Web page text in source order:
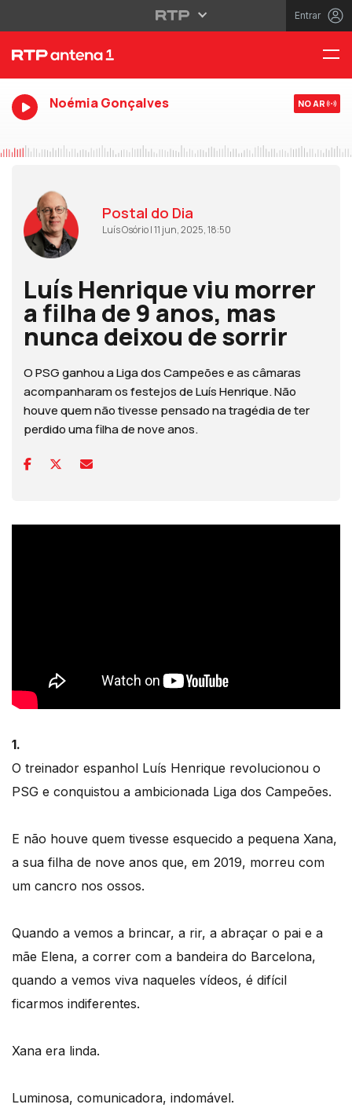
Entrar
Noémia Gonçalves NO AR
Postal do Dia
Luís Osório | 11 jun, 2025, 18:50
Luís Henrique viu morrer
a filha de 9 anos, mas
nunca deixou de sorrir
O PSG ganhou a Liga dos Campeões e as câmaras
acompanharam os festejos de Luís Henrique. Não
houve quem não tivesse pensado na tragédia de ter
perdido uma filha de nove anos.
1.
O treinador espanhol Luís Henrique revolucionou o
PSG e conquistou a ambicionada Liga dos Campeões.
E não houve quem tivesse esquecido a pequena Xana,
a sua filha de nove anos que, em 2019, morreu com
um cancro nos ossos.
Quando a vemos a brincar, a rir, a abraçar o pai e a
mãe Elena, a correr com a bandeira do Barcelona,
quando a vemos viva naqueles vídeos, é difícil
ficarmos indiferentes.
Xana era linda.
Luminosa, comunicadora, indomável.